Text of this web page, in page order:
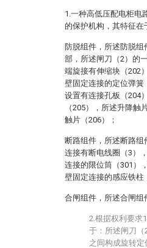
1.一种高低压配电柜电
的保护机构，其特征在
防脱组件，所述防脱
部，所述闸刀（2）的
端旋接有伸缩块（202
壁固定连接的定位弹簧
设置有连接孔板（204
（205），所述升降
触片（206）；
断路组件，所述断路
连接有断电线圈（3）
连接的限位筒（301）
壁固定连接的感应铁柱
合闸组件，所述合闸组
2.根据权利要求
于：所述闸刀（
之间构成旋转